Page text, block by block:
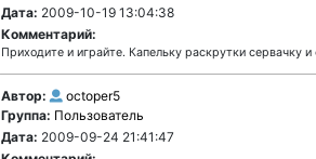
Дата: 2009-10-19 13:04:38
Комментарий:
Приходите и играйте. Капельку раскрутки сервачку и
Автор:
octoper5
Группа: Пользователь
Дата: 2009-09-24 21:41:47